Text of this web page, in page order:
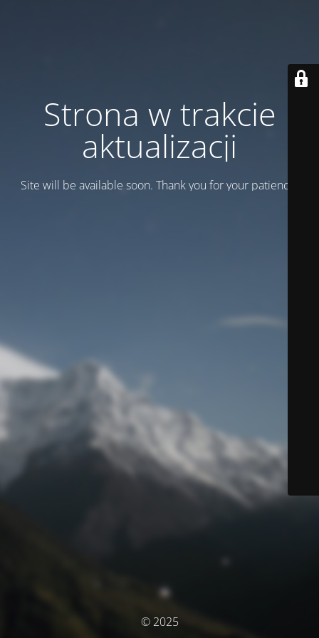
Strona w trakcie
aktualizacji
Site will be available soon. Thank you for your patience!
© 2025